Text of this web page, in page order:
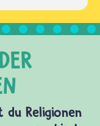
Religionen